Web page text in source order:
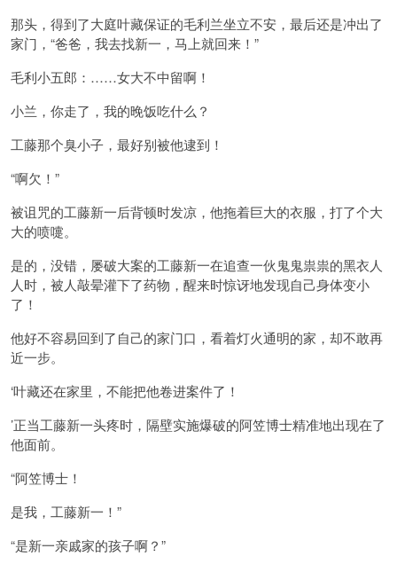
那头，得到了大庭叶藏保证的毛利兰坐立不安，最后还是冲出了
家门，“爸爸，我去找新一，马上就回来！”
毛利小五郎：……女大不中留啊！
小兰，你走了，我的晚饭吃什么？
工藤那个臭小子，最好别被他逮到！
“啊欠！”
被诅咒的工藤新一后背顿时发凉，他拖着巨大的衣服，打了个大
大的喷嚏。
是的，没错，屡破大案的工藤新一在追查一伙鬼鬼祟祟的黑衣人
人时，被人敲晕灌下了药物，醒来时惊讶地发现自己身体变小
了！
他好不容易回到了自己的家门口，看着灯火通明的家，却不敢再
近一步。
‘叶藏还在家里，不能把他卷进案件了！
’正当工藤新一头疼时，隔壁实施爆破的阿笠博士精准地出现在了
他面前。
“阿笠博士！
是我，工藤新一！”
“是新一亲戚家的孩子啊？”